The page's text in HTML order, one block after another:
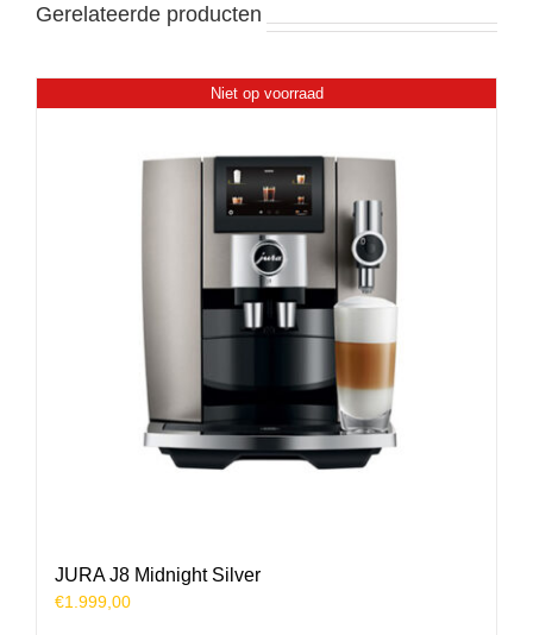
Gerelateerde producten
Niet op voorraad
JURA J8 Midnight Silver
€1.999,00